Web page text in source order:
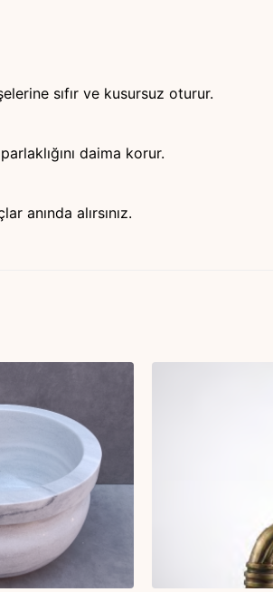
sıfır ve kusursuz oturur.
daima korur.
anında alırsınız.